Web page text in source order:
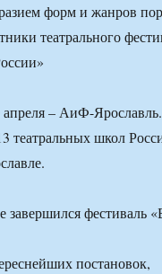
форм и жанров
театрального
апреля – АиФ-
театральных школ
постановок,